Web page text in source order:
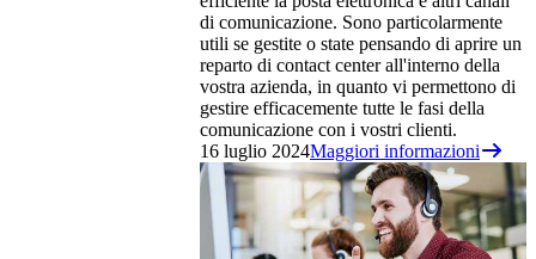
di comunicazione. Sono particolarmente
utili se gestite o state pensando di aprire un
reparto di contact center all'interno della
vostra azienda, in quanto vi permettono di
gestire efficacemente tutte le fasi della
comunicazione con i vostri clienti.
16 luglio 2024Maggiori informazioni